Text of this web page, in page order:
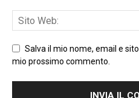
Salva il mio nome, email e
mio prossimo commento.